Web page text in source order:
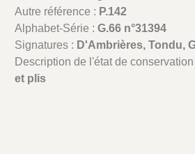
Autre référence : P.142
Alphabet-Série :G.66 n°31394
Signatures : D'Ambrières, Tondu,
Description de l'état de
et plis